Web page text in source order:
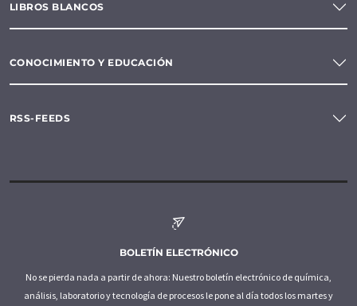
LIBROS BLANCOS
CONOCIMIENTO Y EDUCACIÓN
RSS-FEEDS
BOLETÍN ELECTRÓNICO
No se pierda nada a partir de ahora: Nuestro boletín electrónico de química,
análisis, laboratorio y tecnología de procesos le pone al día todos los martes y